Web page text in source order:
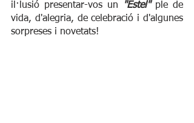
il·lusió presentar-vos un
"Estel" ple de
vida, d'alegria, de celebració i d'algunes
sorpreses i novetats!